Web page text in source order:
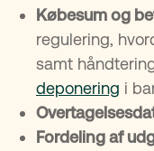
Skøde og
Købesum og
regulering,
samt
deponering i
Fordeling af